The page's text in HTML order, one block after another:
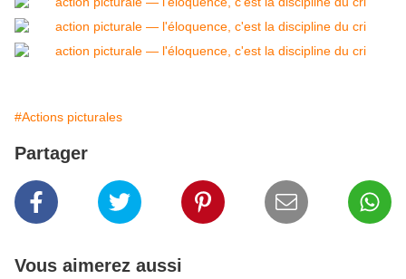
#Actions picturales
Partager
Vous aimerez aussi